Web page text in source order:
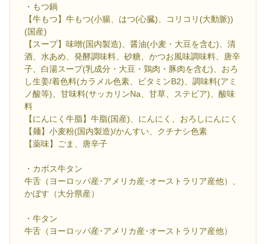
・もつ鍋
【牛もつ】牛もつ(小腸、はつ(心臓)、コリコリ(大動脈))
(国産)
【スープ】味噌(国内製造)、醤油(小麦・大豆を含む)、清
酒、水あめ、発酵調味料、砂糖、かつお風味調味料、唐辛
子、白湯スープ(乳成分・大豆・鶏肉・豚肉を含む)、おろ
し生姜/着色料(カラメル色素、ビタミンB2)、調味料(アミ
ノ酸等)、甘味料(サッカリンNa、甘草、ステビア)、酸味
料
【にんにく牛脂】牛脂(国産)、にんにく、おろしにんにく
【麺】小麦粉(国内製造)/かんすい、クチナシ色素
【薬味】ごま、唐辛子
・カボス牛タン
牛舌（ヨーロッパ産･アメリカ産･オーストラリア産他）、
かぼす（大分県産）
・牛タン
牛舌（ヨーロッパ産･アメリカ産･オーストラリア産他）